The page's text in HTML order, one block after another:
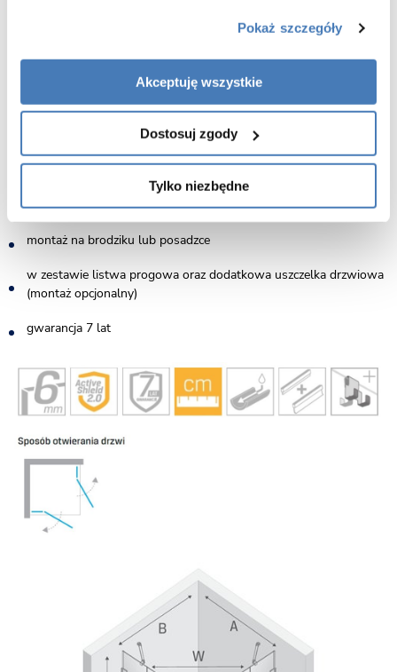
Pokaż szczegóły
Akceptuję wszystkie
Dostosuj zgody
Tylko niezbędne
wykończenie złoty połysk
szkło zabezpieczone powłoką Active Shield 2.0 (zapobiega
osadzaniu kamienia)
rynienka przy dolnej krawędzi drzwi od wewnętrznej strony
zapobiegająca ściekaniu wody
montaż na brodziku lub posadzce
w zestawie listwa progowa oraz dodatkowa uszczelka drzwiowa
(montaż opcjonalny)
gwarancja 7 lat